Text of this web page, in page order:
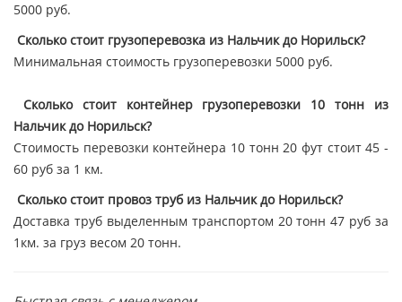
5000 руб.
Сколько стоит грузоперевозка из Нальчик до Норильск?
Минимальная стоимость грузоперевозки 5000 руб.
Сколько стоит контейнер грузоперевозки 10 тонн из
Нальчик до Норильск?
Стоимость перевозки контейнера 10 тонн 20 фут стоит 45 -
60 руб за 1 км.
Сколько стоит провоз труб из Нальчик до Норильск?
Доставка труб выделенным транспортом 20 тонн 47 руб за
1км. за груз весом 20 тонн.